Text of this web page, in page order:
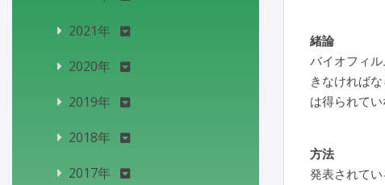
緒論
バイオフィ
きなければ
は得られてい
方法
発表されて
2021年
2020年
2019年
2018年
2017年